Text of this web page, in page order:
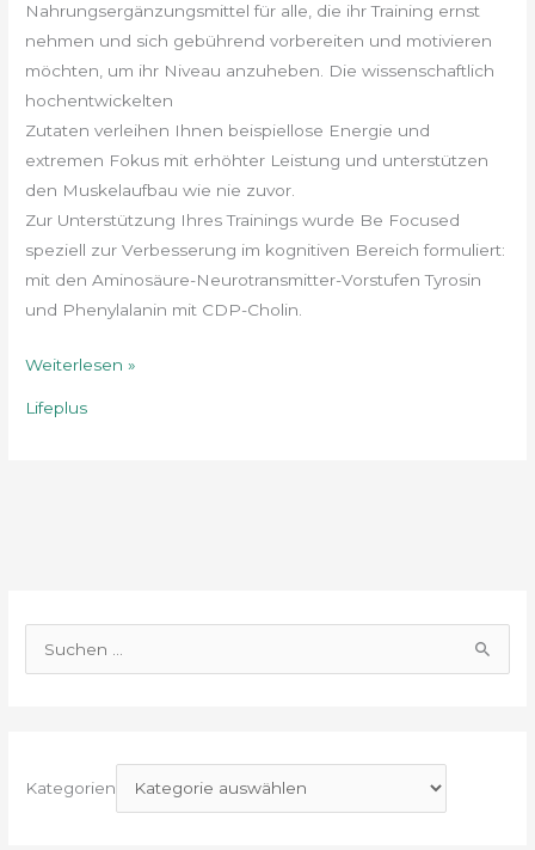
Nahrungsergänzungsmittel für alle, die ihr Training ernst
nehmen und sich gebührend vorbereiten und motivieren
möchten, um ihr Niveau anzuheben. Die wissenschaftlich
hochentwickelten
Zutaten verleihen Ihnen beispiellose Energie und
extremen Fokus mit erhöhter Leistung und unterstützen
den Muskelaufbau wie nie zuvor.
Zur Unterstützung Ihres Trainings wurde Be Focused
speziell zur Verbesserung im kognitiven Bereich formuliert:
mit den Aminosäure-Neurotransmitter-Vorstufen Tyrosin
und Phenylalanin mit CDP-Cholin.
Weiterlesen »
Lifeplus
e
Kategorien